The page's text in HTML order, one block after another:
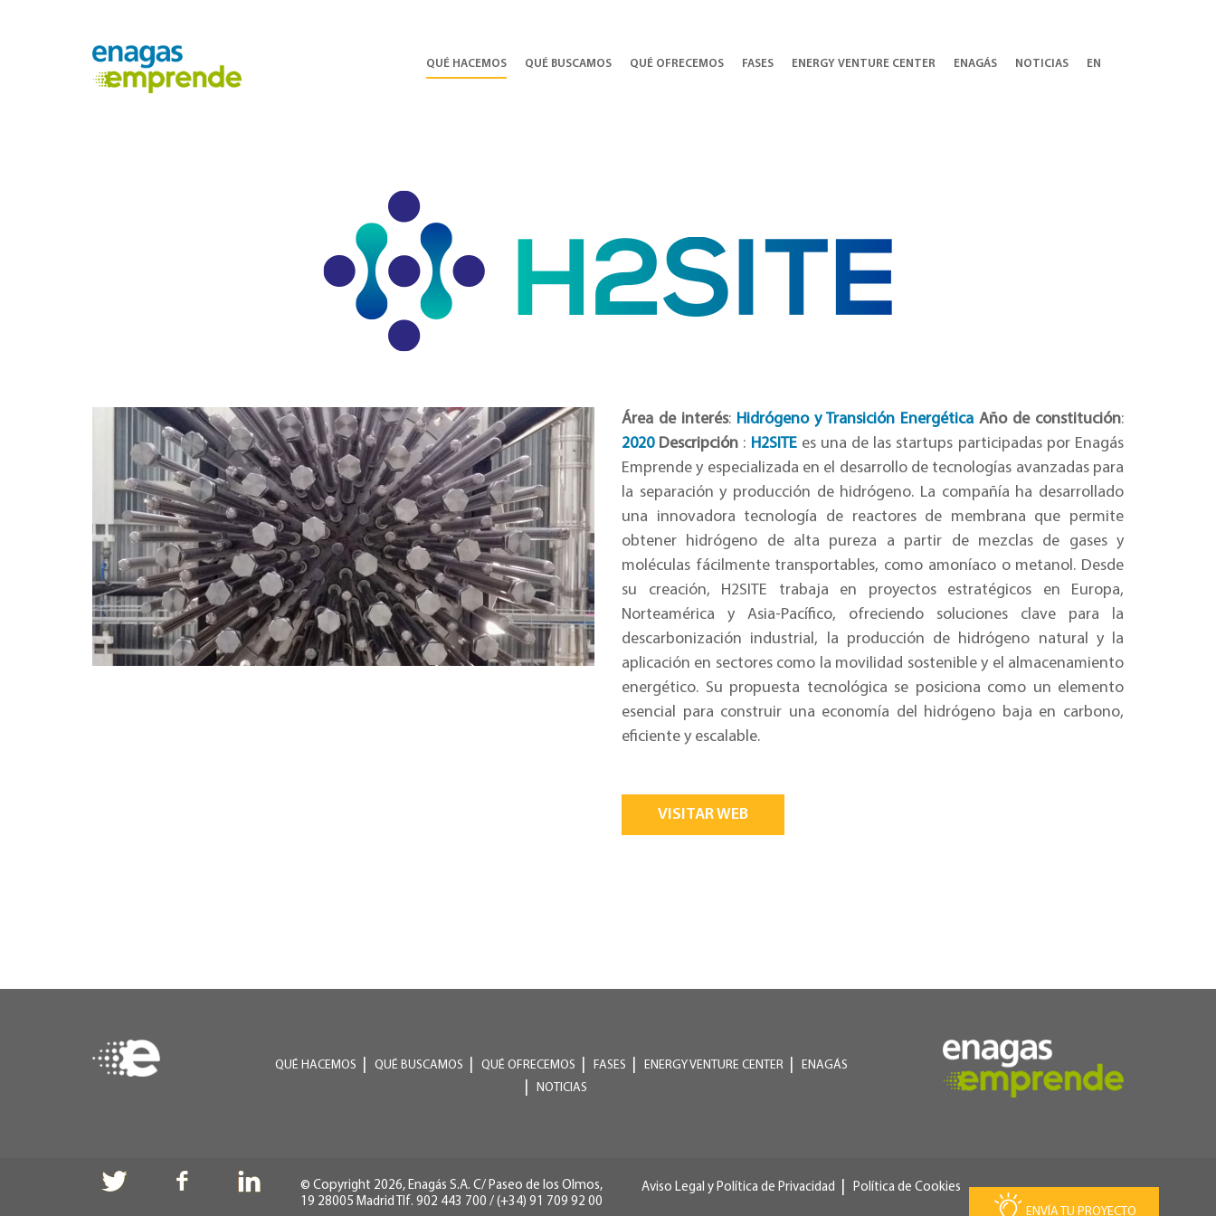
QUÉ HACEMOS QUÉ BUSCAMOS QUÉ OFRECEMOS FASES ENERGY VENTURE CENTER ENAGÁS NOTICIAS EN
Área de interés: Hidrógeno y Transición Energética Año de constitución:
2020 Descripción : H2SITEes una de las startups participadas por Enagás
Emprende y especializada en el desarrollo de tecnologías avanzadas para
la separación y producción de hidrógeno. La compañía ha desarrollado
una innovadora tecnología de reactores de membrana que permite
obtener hidrógeno de alta pureza a partir de mezclas de gases y
moléculas fácilmente transportables, como amoníaco o metanol. Desde
su creación, H2SITE trabaja en proyectos estratégicos en Europa,
Norteamérica y Asia-Pacífico, ofreciendo soluciones clave para la
descarbonización industrial, la producción de hidrógeno natural y la
aplicación en sectores como la movilidad sostenible y el almacenamiento
energético. Su propuesta tecnológica se posiciona como un elemento
esencial para construir una economía del hidrógeno baja en carbono,
eficiente y escalable.
VISITAR WEB
QUÉ HACEMOS QUÉ BUSCAMOS QUÉ OFRECEMOS FASES ENERGY VENTURE CENTER
ENAGÁS
NOTICIAS
© Copyright 2026, Enagás S.A. C/ Paseo de los Olmos,
19 28005 Madrid Tlf. 902 443 700 / (+34) 91 709 92 00
Aviso Legal y Política de Privacidad
Política de Cookies
ENVÍA TU PROYECTO